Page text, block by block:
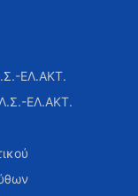
ΕΛ.ΑΚΤ.
Λ.Σ.-ΕΛ.ΑΚΤ.